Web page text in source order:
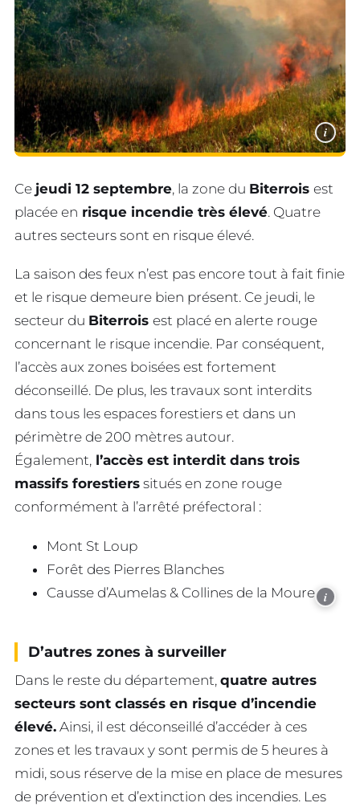
i
Ce jeudi 12 septembre, la zone du Biterrois est
placée en risque incendie très élevé. Quatre
autres secteurs sont en risque élevé.
La saison des feux n’est pas encore tout à fait finie
et le risque demeure bien présent. Ce jeudi, le
secteur du Biterrois est placé en alerte rouge
concernant le risque incendie. Par conséquent,
l’accès aux zones boisées est fortement
déconseillé. De plus, les travaux sont interdits
dans tous les espaces forestiers et dans un
périmètre de 200 mètres autour.
Également, l’accès est interdit dans trois
massifs forestiers situés en zone rouge
conformément à l’arrêté préfectoral :
Mont St Loup
Forêt des Pierres Blanches
Causse d’Aumelas & Collines de la Moure i
D’autres zones à surveiller
Dans le reste du département, quatre autres
secteurs sont classés en risque d’incendie
élevé. Ainsi, il est déconseillé d’accéder à ces
zones et les travaux y sont permis de 5 heures à
midi, sous réserve de la mise en place de mesures
de prévention et d’extinction des incendies. Les